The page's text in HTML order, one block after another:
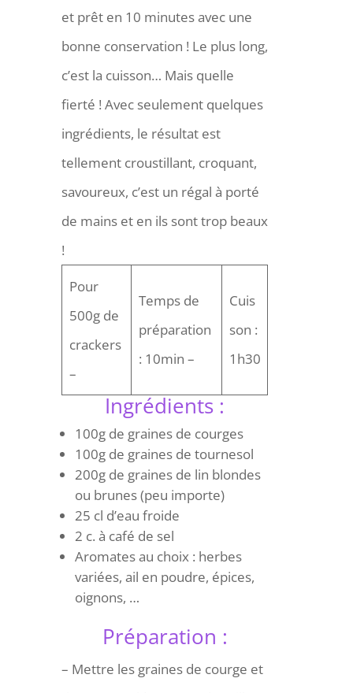
et prêt en 10 minutes avec une
bonne conservation ! Le plus long,
c’est la cuisson… Mais quelle
fierté ! Avec seulement quelques
ingrédients, le résultat est
tellement croustillant, croquant,
savoureux, c’est un régal à porté
de mains et en ils sont trop beaux
!
Pour
500g de
crackers
–
Temps de
préparation
: 10min –
Cuis
son :
1h30
Ingrédients :
100g de graines de courges
100g de graines de tournesol
200g de graines de lin blondes
ou brunes (peu importe)
25 cl d’eau froide
2 c. à café de sel
Aromates au choix : herbes
variées, ail en poudre, épices,
oignons, …
Préparation :
– Mettre les graines de courge et